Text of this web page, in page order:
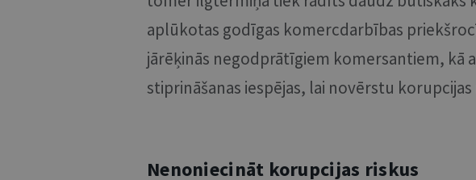
aplūkotas godīgas komercdarbības
jārēķinās negodprātīgiem komersantiem, kā
stiprināšanas iespējas, lai novērstu korupcijas
Nenoniecināt korupcijas riskus